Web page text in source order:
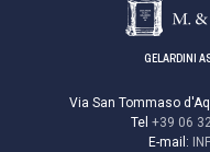
GELARDINI
Via San Tommaso
Tel +39 06
E-mail: